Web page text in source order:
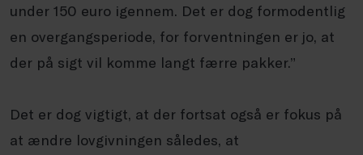
under 150 euro igennem. Det er dog formodentlig
en overgangsperiode, for forventningen er jo, at
der på sigt vil komme langt færre pakker.”
Det er dog vigtigt, at der fortsat også er fokus på
at ændre lovgivningen således, at